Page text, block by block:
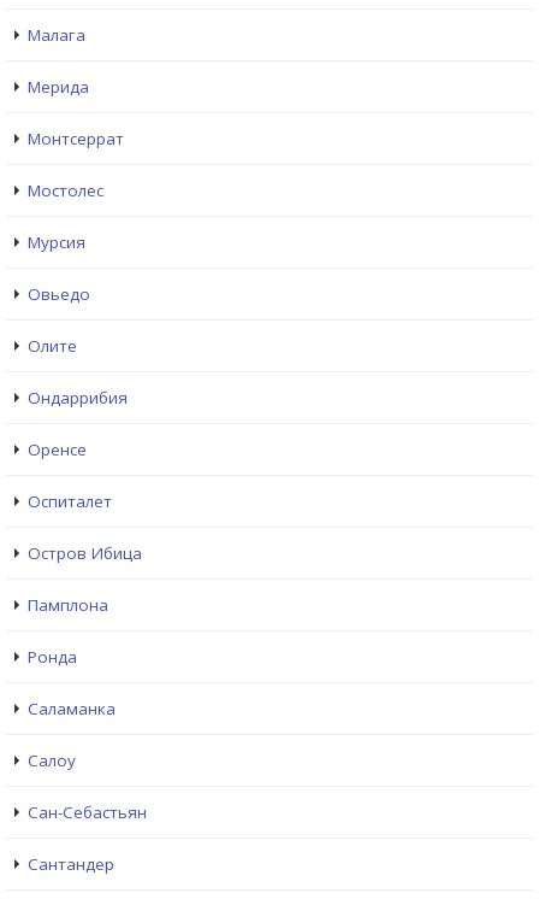
Малага
Мерида
Монтсеррат
Мостолес
Мурсия
Овьедо
Олите
Ондаррибия
Оренсе
Оспиталет
Остров Ибица
Памплона
Ронда
Саламанка
Салоу
Сан-Себастьян
Сантандер